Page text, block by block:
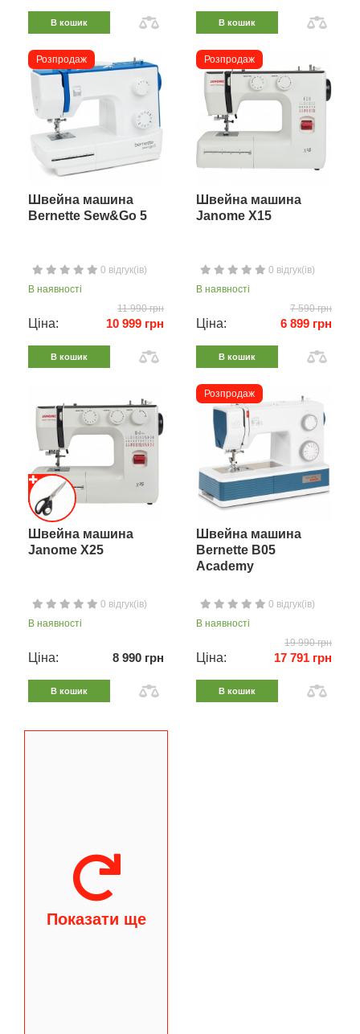
В кошик В кошик
Розпродаж
Швейна машина
Bernette Sew&Go 5
0 відгук(ів)
В наявності
11 990 грн
Ціна: 10 999 грн
В кошик
Розпродаж
Швейна машина
Janome X15
0 відгук(ів)
В наявності
7 590 грн
Ціна: 6 899 грн
В кошик
Швейна машина
Janome X25
0 відгук(ів)
В наявності
Ціна: 8 990 грн
В кошик
Розпродаж
Швейна машина
Bernette B05
Academy
0 відгук(ів)
В наявності
19 990 грн
Ціна: 17 791 грн
В кошик
Показати ще